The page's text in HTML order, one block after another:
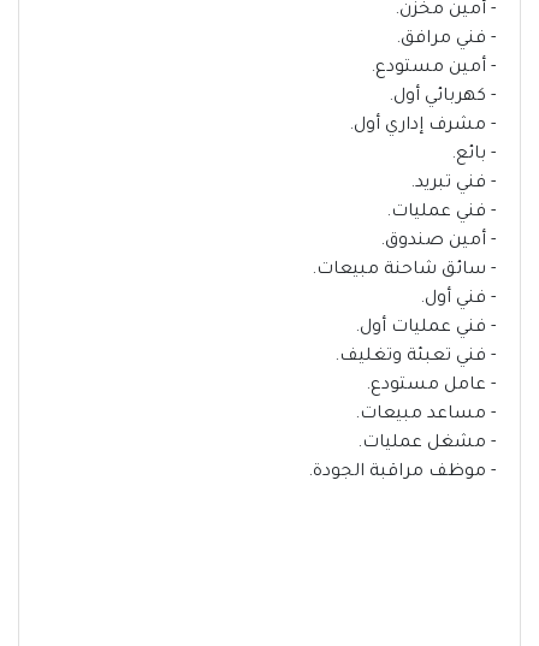
- أمين مخزن.
- فني مرافق.
- أمين مستودع.
- كهربائي أول.
- مشرف إداري أول.
- بائع.
- فني تبريد.
- فني عمليات.
- أمين صندوق.
- سائق شاحنة مبيعات.
- فني أول.
- فني عمليات أول.
- فني تعبئة وتغليف.
- عامل مستودع.
- مساعد مبيعات.
- مشغل عمليات.
- موظف مراقبة الجودة.